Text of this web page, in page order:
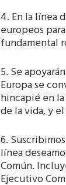
4. En la línea
europeos
fundamental
5. Se
Europa se
hincapié en
de la vida, y
6.
línea
Común.
Ejecutivo